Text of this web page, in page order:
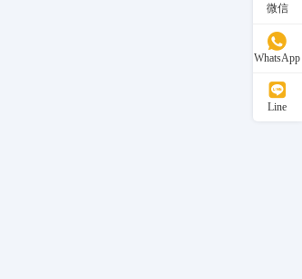
微信
WhatsApp
Line